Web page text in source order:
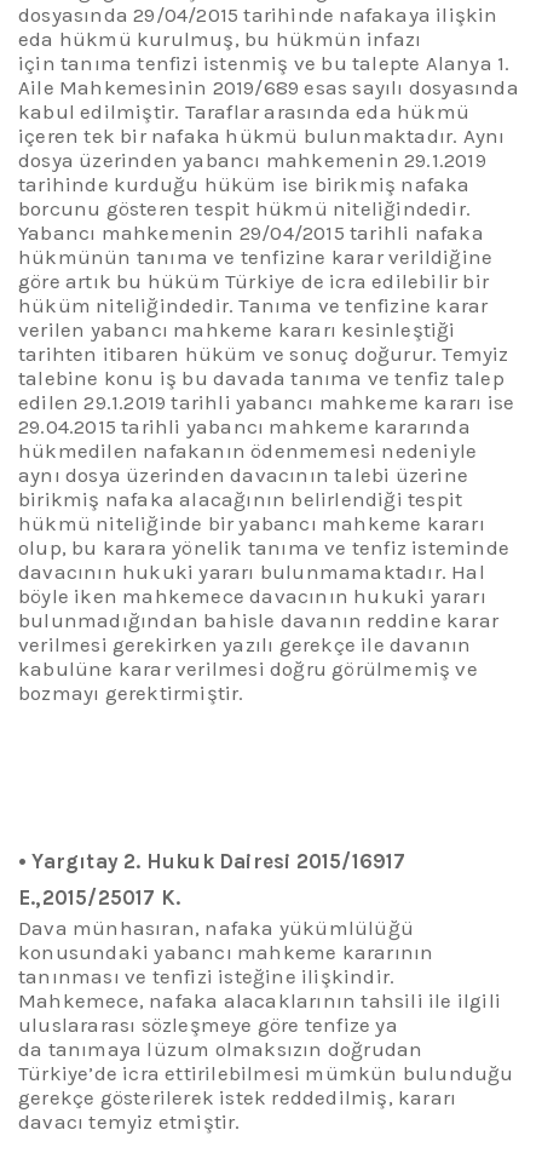
dosyasında 29/04/2015 tarihinde nafakaya ilişkin
eda hükmü kurulmuş, bu hükmün infazı
için tanıma tenfizi istenmiş ve bu talepte Alanya 1.
Aile Mahkemesinin 2019/689 esas sayılı dosyasında
kabul edilmiştir. Taraflar arasında eda hükmü
içeren tek bir nafaka hükmü bulunmaktadır. Aynı
dosya üzerinden yabancı mahkemenin 29.1.2019
tarihinde kurduğu hüküm ise birikmiş nafaka
borcunu gösteren tespit hükmü niteliğindedir.
Yabancı mahkemenin 29/04/2015 tarihli nafaka
hükmünün tanıma ve tenfizine karar verildiğine
göre artık bu hüküm Türkiye de icra edilebilir bir
hüküm niteliğindedir. Tanıma ve tenfizine karar
verilen yabancı mahkeme kararı kesinleştiği
tarihten itibaren hüküm ve sonuç doğurur. Temyiz
talebine konu iş bu davada tanıma ve tenfiz talep
edilen 29.1.2019 tarihli yabancı mahkeme kararı ise
29.04.2015 tarihli yabancı mahkeme kararında
hükmedilen nafakanın ödenmemesi nedeniyle
aynı dosya üzerinden davacının talebi üzerine
birikmiş nafaka alacağının belirlendiği tespit
hükmü niteliğinde bir yabancı mahkeme kararı
olup, bu karara yönelik tanıma ve tenfiz isteminde
davacının hukuki yararı bulunmamaktadır. Hal
böyle iken mahkemece davacının hukuki yararı
bulunmadığından bahisle davanın reddine karar
verilmesi gerekirken yazılı gerekçe ile davanın
kabulüne karar verilmesi doğru görülmemiş ve
bozmayı gerektirmiştir.
•Yargıtay 2. Hukuk Dairesi 2015/16917
E.,2015/25017 K.
Dava münhasıran, nafaka yükümlülüğü
konusundaki yabancı mahkeme kararının
tanınması ve tenfizi isteğine ilişkindir.
Mahkemece, nafaka alacaklarının tahsili ile ilgili
uluslararası sözleşmeye göre tenfize ya
da tanımaya lüzum olmaksızın doğrudan
Türkiye’de icra ettirilebilmesi mümkün bulunduğu
gerekçe gösterilerek istek reddedilmiş, kararı
davacı temyiz etmiştir.